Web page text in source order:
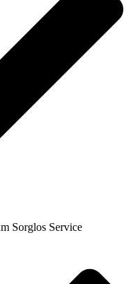
Sorglos Service